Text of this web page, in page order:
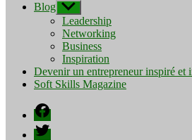
Blog Afficher
le
sous-
menu
Leadership
Networking
Business
Inspiration
Devenir un entrepreneur inspiré et
Soft Skills Magazine
Facebook
Twitter